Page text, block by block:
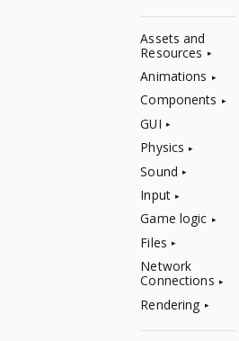
Assets and
Resources
Animations
Components
GUI
Physics
Sound
Input
Game logic
Files
Network
Connections
Rendering